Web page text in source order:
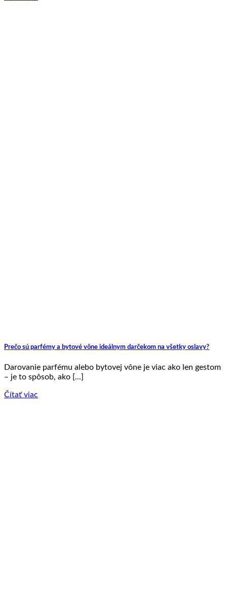
Prečo sú parfémy a bytové vône ideálnym darčekom na všetky oslavy?
Darovanie parfému alebo bytovej vône je viac ako len gestom
– je to spôsob, ako [...]
Čítať viac